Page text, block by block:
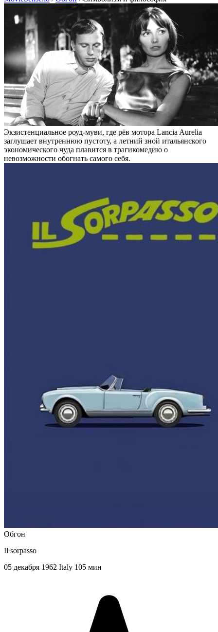
Экзистенциальное роуд-муви, где рёв мотора Lancia Aurelia
заглушает внутреннюю пустоту, а летний зной итальянского
экономического чуда плавится в трагикомедию о
невозможности обогнать самого себя.
Обгон
Il sorpasso
05 декабря 1962 Italy 105 мин